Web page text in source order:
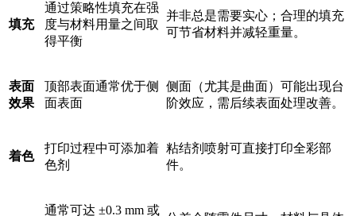
填充
通过策略性填充在强
度与材料用量之间取
得平衡
并非总是需要实心；合理的填充
可节省材料并减轻重量。
表面
效果
顶部表面通常优于侧
面表面
侧面（尤其是曲面）可能出现台
阶效应，需后续表面处理改善。
着色
打印过程中可添加着
色剂
粘结剂喷射可直接打印全彩部
件。
通常可达 ±0.3 mm 或